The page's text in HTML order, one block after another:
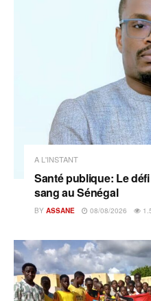
A L'INSTANT
Santé publique: Le
sang au Sénégal
BY ASSANE 08/08/2026